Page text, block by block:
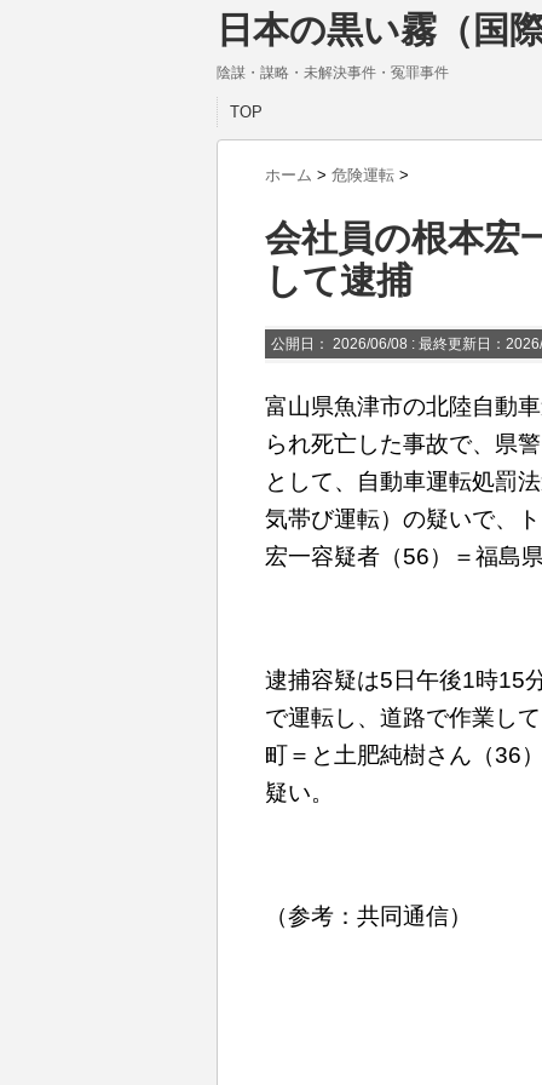
日本の黒い霧（国
陰謀・謀略・未解決事件・冤罪事件
TOP
ホーム > 危険運転 >
会社員の根本宏
して逮捕
公開日： 2026/06/08 : 最終更新日：
富山県魚津市の北陸自動
られ死亡した事故で、県
として、自動車運転処罰
気帯び運転）の疑いで、
宏一容疑者（56）＝福島
逮捕容疑は5日午後1時15
で運転し、道路で作業し
町＝と土肥純樹さん（36
疑い。
（参考：共同通信）